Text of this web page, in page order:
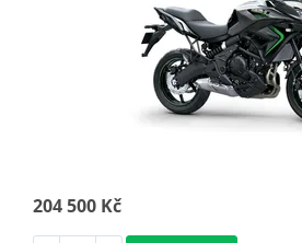
204 500 Kč